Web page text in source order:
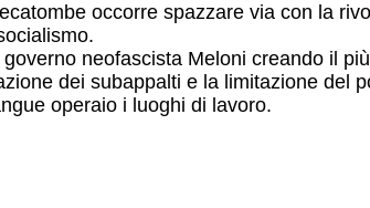
occorre spazzare via con la
neofascista Meloni creando il
dei subappalti e la limitazione del
operaio i luoghi di lavoro.